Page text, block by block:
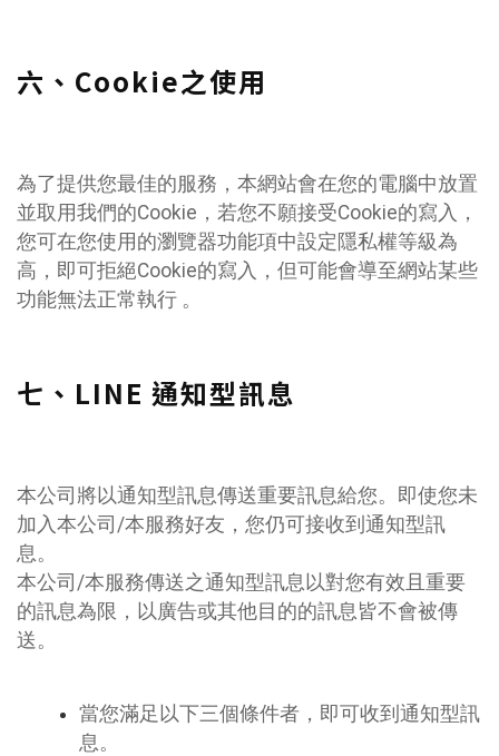
六、Cookie之使用
為了提供您最佳的服務，本網站會在您的電腦中放置
並取用我們的Cookie，若您不願接受Cookie的寫入，
您可在您使用的瀏覽器功能項中設定隱私權等級為
高，即可拒絕Cookie的寫入，但可能會導至網站某些
功能無法正常執行 。
七、LINE 通知型訊息
本公司將以通知型訊息傳送重要訊息給您。即使您未
加入本公司/本服務好友，您仍可接收到通知型訊
息。
本公司/本服務傳送之通知型訊息以對您有效且重要
的訊息為限，以廣告或其他目的的訊息皆不會被傳
送。
當您滿足以下三個條件者，即可收到通知型訊
息。